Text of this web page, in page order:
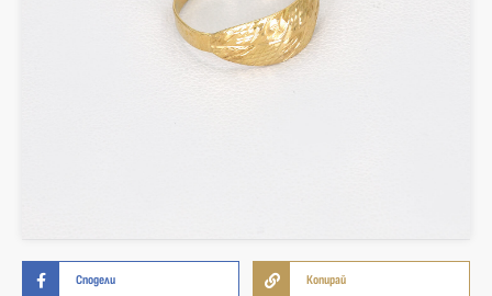
Сподели Копирай